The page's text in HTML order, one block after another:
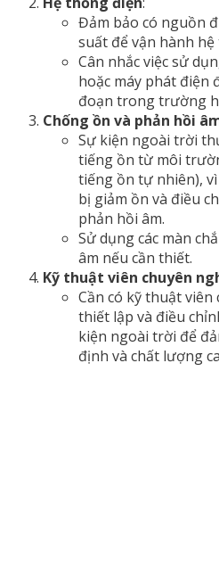
Đảm bảo có nguồn
suất để vận hành
Cân nhắc việc sử
hoặc máy phát điện
đoạn trong trường
Chống ồn và phản hồi
Sự kiện ngoài trời
tiếng ồn từ môi
tiếng ồn tự nhiên),
bị giảm ồn và điều
phản hồi âm.
Sử dụng các màn
âm nếu cần thiết.
Kỹ thuật viên chuyên
Cần có kỹ thuật
thiết lập và điều
kiện ngoài trời để
định và chất lượng